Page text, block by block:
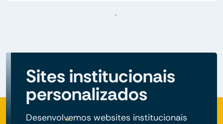
Sites institucionais
personalizados
Desenvolvemos websites institucionais